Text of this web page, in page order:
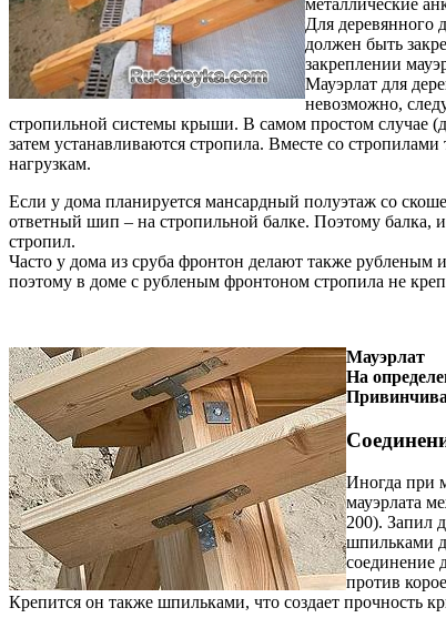
Для деревянного
должен быть
закреплении
Мауэрлат для
невозможно,
стропильной системы крыши. В самом простом случае
затем устанавливаются стропила. Вместе со
нагрузкам.
Если у дома планируется мансардный полуэтаж со
ответный шип – на стропильной балке. Поэтому балка,
стропил.
Часто у дома из сруба фронтон делают также рубленым
поэтому в доме с рубленым фронтоном стропила не
Мауэрлат
На
Иногда при
мауэрлата
200). Запил
шпильками
соединение
против
Крепится он также шпильками, что создает прочность